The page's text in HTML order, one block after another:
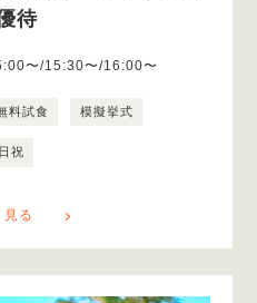
待
〜/15:30〜/16:00〜
料試食 模擬挙式
祝
見る